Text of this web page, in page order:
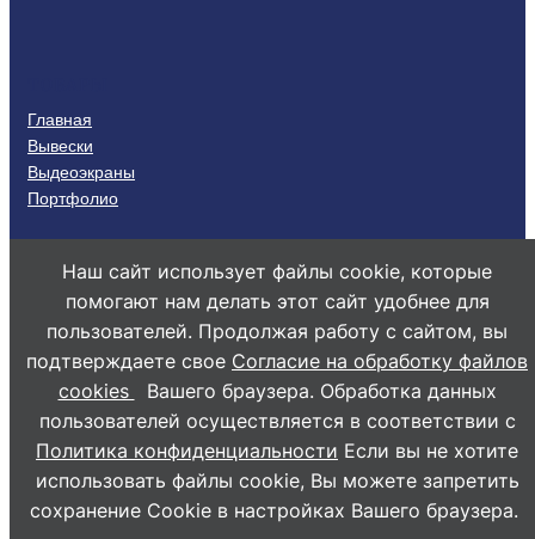
Главная
Вывески
Выдеоэкраны
Портфолио
КОНТАКТЫ
+79283215137
info@ts26.ru
г. Ставрополь пр. К. Маркса 3/1а
пн-пт 9:00-18:00
Политика конфиденциальности
Copyright © 2026 ·Технологии света Все права защищены
Наш сайт использует файлы cookie, которые
помогают нам делать этот сайт удобнее для
пользователей. Продолжая работу с сайтом, вы
подтверждаете свое Согласие на обработку файлов
cookies
Вашего браузера. Обработка данных
пользователей осуществляется в соответствии с
Политика конфиденциальности Если вы не хотите
использовать файлы cookie, Вы можете запретить
сохранение Cookie в настройках Вашего браузера.